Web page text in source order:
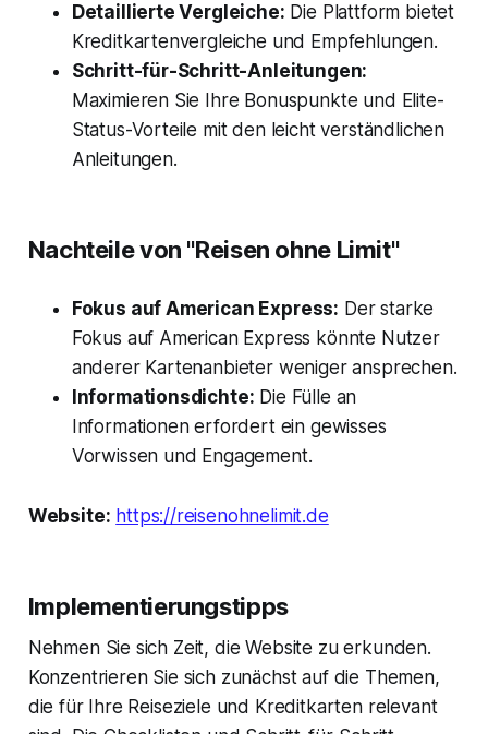
Detaillierte Vergleiche: Die Plattform bietet
Kreditkartenvergleiche und Empfehlungen.
Schritt-für-Schritt-Anleitungen:
Maximieren Sie Ihre Bonuspunkte und Elite-
Status-Vorteile mit den leicht verständlichen
Anleitungen.
Nachteile von "Reisen ohne Limit"
Fokus auf American Express: Der starke
Fokus auf American Express könnte Nutzer
anderer Kartenanbieter weniger ansprechen.
Informationsdichte: Die Fülle an
Informationen erfordert ein gewisses
Vorwissen und Engagement.
Website: https://reisenohnelimit.de
Implementierungstipps
Nehmen Sie sich Zeit, die Website zu erkunden.
Konzentrieren Sie sich zunächst auf die Themen,
die für Ihre Reiseziele und Kreditkarten relevant